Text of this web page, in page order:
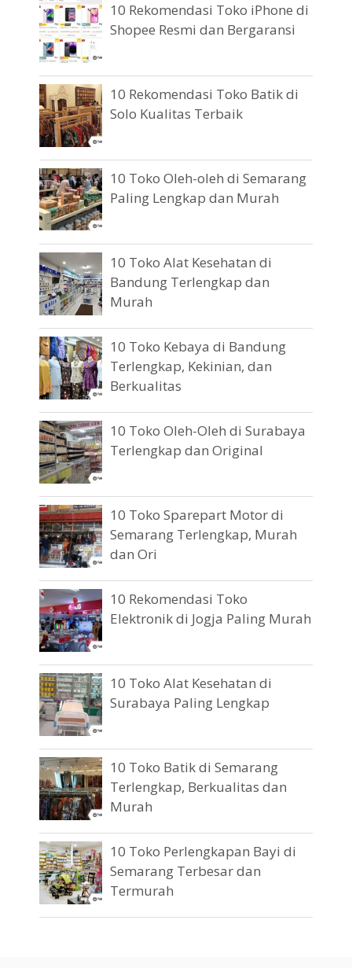
10 Rekomendasi Toko iPhone di
Shopee Resmi dan Bergaransi
10 Rekomendasi Toko Batik di
Solo Kualitas Terbaik
10 Toko Oleh-oleh di Semarang
Paling Lengkap dan Murah
10 Toko Alat Kesehatan di
Bandung Terlengkap dan
Murah
10 Toko Kebaya di Bandung
Terlengkap, Kekinian, dan
Berkualitas
10 Toko Oleh-Oleh di Surabaya
Terlengkap dan Original
10 Toko Sparepart Motor di
Semarang Terlengkap, Murah
dan Ori
10 Rekomendasi Toko
Elektronik di Jogja Paling Murah
10 Toko Alat Kesehatan di
Surabaya Paling Lengkap
10 Toko Batik di Semarang
Terlengkap, Berkualitas dan
Murah
10 Toko Perlengkapan Bayi di
Semarang Terbesar dan
Termurah